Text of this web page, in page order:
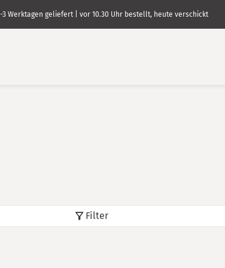
3 Werktagen geliefert | vor 10.30 Uhr bestellt, heute verschickt
Filter